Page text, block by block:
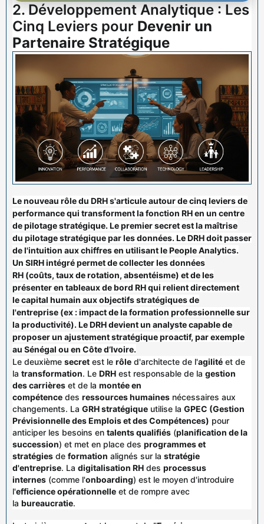
2. Développement Analytique : Les
Cinq Leviers pour Devenir un
Partenaire Stratégique
Lenouveau rôle du DRHs'articule autour de cinq leviers de
performancequi transforment la fonction RHen un centre
depilotage stratégique. Le premiersecretest la maîtrise
du pilotage stratégiquepar les données. LeDRHdoit passer
de l'intuition auxchiffresen utilisant lePeople Analytics.
Un SIRH intégrépermet de collecter lesdonnées
RH (coûts, taux de rotation, absentéisme) et de les
présenter en tableaux de bord RHqui relient directement
lecapital humain auxobjectifs stratégiques de
l'entreprise (ex :impactde laformation professionnellesur
la productivité). LeDRHdevient un analyste capable de
proposer un ajustement stratégiqueproactif, par exemple
au Sénégal ou en Côte d’Ivoire.
Le deuxième secret est le rôle d'architecte de l'agilité et de
la transformation. Le DRH est responsable de la gestion
des carrières et de la montée en
compétence des ressources humaines nécessaires aux
changements. La GRH stratégique utilise la GPEC (Gestion
Prévisionnelle des Emplois et des Compétences) pour
anticiper les besoins en talents qualifiés (planification de la
succession) et met en place des programmes et
stratégies de formation alignés sur la stratégie
d'entreprise. La digitalisation RH des processus
internes (comme l'onboarding) est le moyen d'introduire
l'efficience opérationnelle et de rompre avec
la bureaucratie.